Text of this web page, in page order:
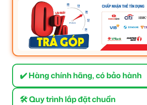
✔️ Hàng chính hãng, có bảo hành
🛠 Quy trình lắp đặt chuẩn